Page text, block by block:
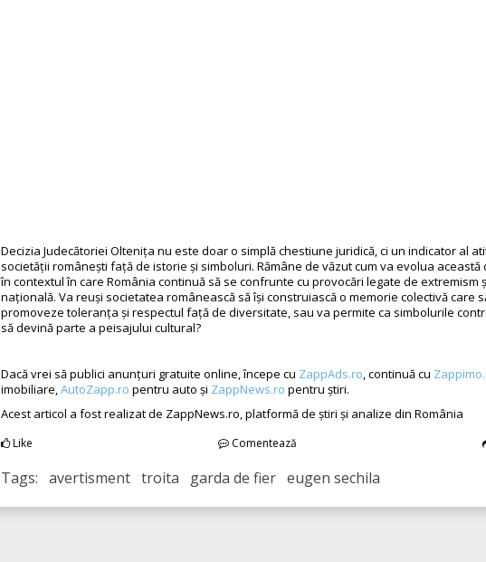
Decizia Judecătoriei Oltenița nu este doar o simplă chestiune juridică, ci un indicator al
societății românești față de istorie și simboluri. Rămâne de văzut cum va evolua această
în contextul în care România continuă să se confrunte cu provocări legate de extremism
națională. Va reuși societatea românească să își construiască o memorie colectivă care
promoveze toleranța și respectul față de diversitate, sau va permite ca simbolurile
să devină parte a peisajului cultural?
Dacă vrei să publici anunțuri gratuite online, începe cu ZappAds.ro , continuă cu
imobiliare, AutoZapp.ro pentru auto și ZappNews.ro pentru știri.
Acest articol a fost realizat de ZappNews.ro, platformă de știri și analize din România
Like Comentează
Tags: avertisment troita garda de fier eugen sechila